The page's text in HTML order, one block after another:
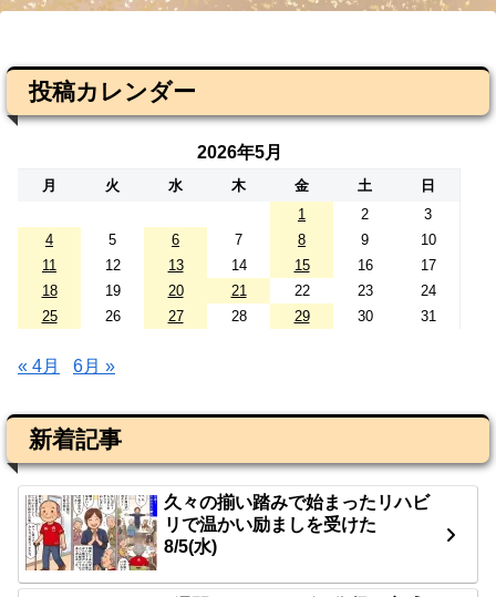
投稿カレンダー
2026年5月
月 火 水 木 金 土
日
1
2
3
4
5 6 7 8 9
10
11
12 13 14 15 16
17
18
19 20 21 22 23
24
25
26 27 28 29 30 31
« 4月 6月 »
新着記事
久々の揃い踏みで始まったリハビ
リで温かい励ましを受けた
8/5(水)